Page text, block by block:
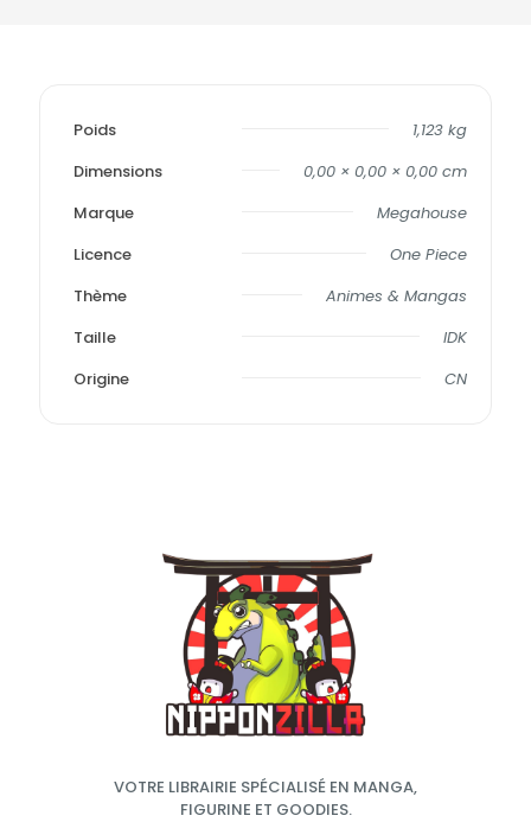
Poids
1,123 kg
Dimensions
0,00 × 0,00 × 0,00 cm
Marque
Megahouse
Licence
One Piece
Thème
Animes & Mangas
Taille
IDK
Origine
CN
VOTRE LIBRAIRIE SPÉCIALISÉ EN MANGA,
FIGURINE ET GOODIES.